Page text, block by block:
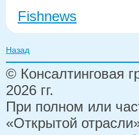
Fishnews
Назад
© Консалтинговая
2026 гг.
При полном или
«Открытой